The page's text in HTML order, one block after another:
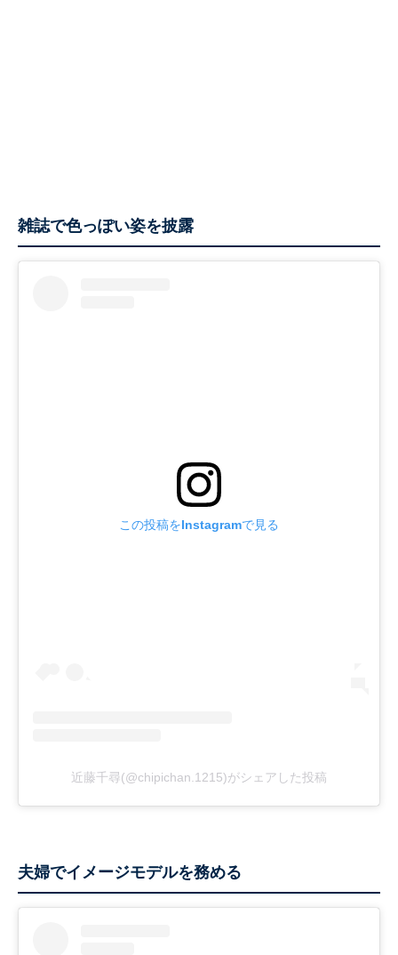
雑誌で色っぽい姿を披露
この投稿をInstagramで見る
近藤千尋(@chipichan.1215)がシェアした投稿
夫婦でイメージモデルを務める